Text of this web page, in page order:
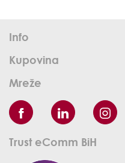
Info
Kupovina
Mreže
Trust eComm BiH